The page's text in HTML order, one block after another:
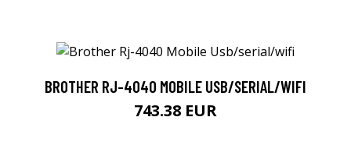
BROTHER RJ-4040 MOBILE USB/SERIAL/WIFI
743.38 EUR